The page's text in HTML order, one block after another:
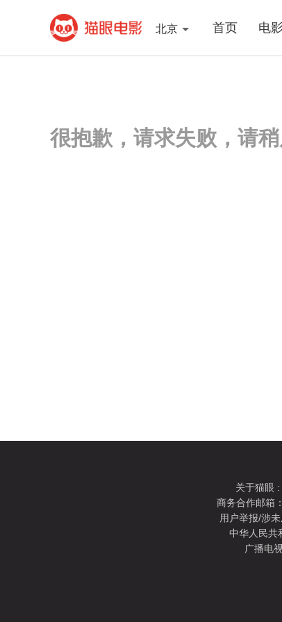
北京 首页 电影
很抱歉，请求失败，请
关于猫眼 :
商务合作邮箱
用户举报/涉
中华人民共
广播电